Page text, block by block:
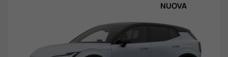
NUOVA